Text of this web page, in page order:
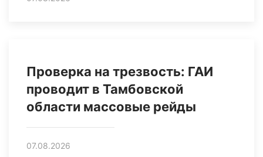
Проверка на трезвость: ГАИ
проводит в Тамбовской
области массовые рейды
07.08.2026